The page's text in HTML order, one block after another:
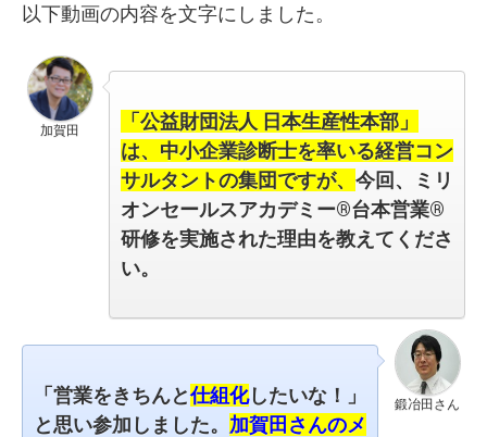
以下動画の内容を文字にしました。
加賀田
「公益財団法人 日本生産性本部」
は、中小企業診断士を率いる経営コン
サルタントの集団ですが、 今回、
ミリ
オンセールスアカデミー®︎台本営業®︎
研修を実施された理由を教えてくださ
い。
鍛冶田さん
「営業をきちんと仕組化したいな！」
と思い参加しました。 加賀田さんのメ